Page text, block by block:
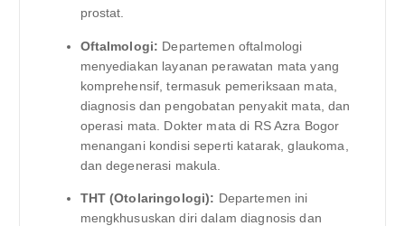
prostat.
Oftalmologi: Departemen oftalmologi
menyediakan layanan perawatan mata yang
komprehensif, termasuk pemeriksaan mata,
diagnosis dan pengobatan penyakit mata, dan
operasi mata. Dokter mata di RS Azra Bogor
menangani kondisi seperti katarak, glaukoma,
dan degenerasi makula.
THT (Otolaringologi): Departemen ini
mengkhususkan diri dalam diagnosis dan